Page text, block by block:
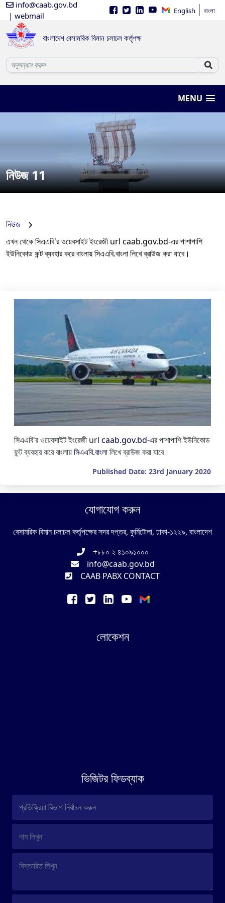
info@caab.gov.bd
| webmail
English বাংলা
বাংলাদেশ বেসামরিক বিমান চলাচল কর্তৃপক্ষ
MENU
নিউজ 11
নিউজ
এখন থেকে সিএএবি'র ওয়েবসাইট ইংরেজী url caab.gov.bd-এর পাশাপাশি
ইউনিকোড ফন্ট ব্যবহার করে বাংলায় সিএএবি.বাংলা লিখে ব্রাউজ করা যাবে।
সিএএবি'র ওয়েবসাইট ইংরেজী url caab.gov.bd-এর পাশাপাশি ইউনিকোড
ফন্ট ব্যবহার করে বাংলায়সিএএবি.বাংলালিখে ব্রাউজ করা যাবে।
Published Date: 23rd January 2020
যোগাযোগ করুন
বেসামরিক বিমান চলাচল কর্তৃপক্ষের সদর দপ্তর, কুর্মিটোলা, ঢাকা-১২২৯, বাংলাদেশ
+৮৮০ ২ ৪১০৯১০০০
info@caab.gov.bd
CAAB PABX CONTACT
লোকেশন
ভিজিটর ফিডব্যাক